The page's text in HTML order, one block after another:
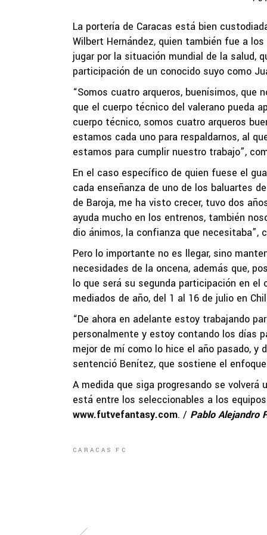
La portería de Caracas está bien
Wilbert Hernández, quien también fue a
jugar por la situación mundial de la salud,
participación de un conocido suyo como
“Somos cuatro arqueros, buenísimos, que
que el cuerpo técnico del valerano pueda
cuerpo técnico, somos cuatro arqueros
estamos cada uno para respaldarnos, al
estamos para cumplir nuestro trabajo”,
En el caso específico de quien fuese el
cada enseñanza de uno de los baluartes
de Baroja, me ha visto crecer, tuvo dos
ayuda mucho en los entrenos, también
dio ánimos, la confianza que necesitaba”,
Pero lo importante no es llegar, sino
necesidades de la oncena, además que,
lo que será su segunda participación en
mediados de año, del 1 al 16 de julio en
“De ahora en adelante estoy trabajando
personalmente y estoy contando los días
mejor de mí como lo hice el año pasado, y
sentenció Benítez, que sostiene el
A medida que siga progresando se
está entre los seleccionables a los
www.futvefantasy.com. / Pablo Alejandro
CARACAS FC